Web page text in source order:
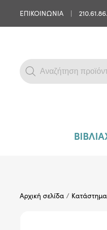
Skip to main content
ΕΠΙΚΟΙΝΩΝΙΑ |
Products
search
ΒΙΒΛΙΑ
Αρχική σελίδα / Κατάστημα